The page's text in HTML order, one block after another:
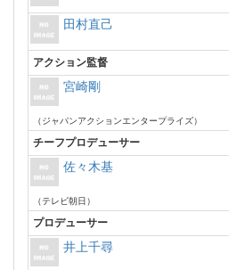
田村直己
アクション監督
宮崎剛
（ジャパンアクションエンタープライズ）
チーフプロデューサー
佐々木基
（テレビ朝日）
プロデューサー
井上千尋